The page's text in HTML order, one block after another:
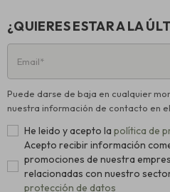
¿QUIERES ESTAR A LA
Puede darse de baja en cualquier
nuestra información de contacto en
He leido y acepto la política de
Acepto recibir información
promociones de nuestra
relacionadas con nuestro
protección de datos